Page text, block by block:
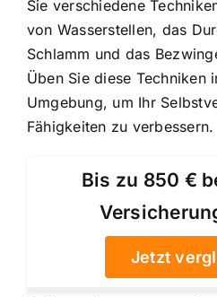
Sie verschiedene
von Wasserstellen, das
Schlamm und das
Üben Sie diese Techniken
Umgebung, um Ihr
Fähigkeiten zu verbessern.
Bis zu 850 €
Jetzt